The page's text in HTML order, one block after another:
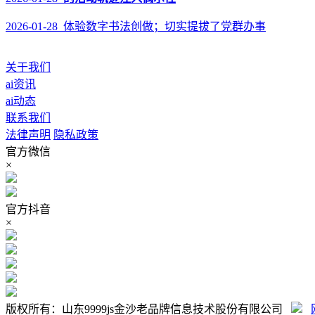
2026-01-28 体验数字书法创做；切实提拔了党群办事
关于我们
ai资讯
ai动态
联系我们
法律声明 隐私政策
官方微信
×
官方抖音
×
版权所有：山东9999js金沙老品牌信息技术股份有限公司